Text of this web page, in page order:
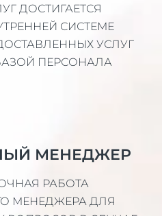
ДОСТИГАЕТСЯ
СИСТЕМЕ
УСЛУГ
ПЕРСОНАЛА
МЕНЕДЖЕР
РАБОТА
МЕНЕДЖЕРА ДЛЯ